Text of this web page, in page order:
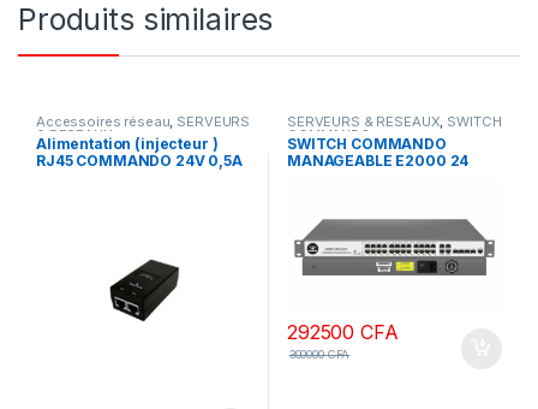
Produits similaires
Accessoires réseau, SERVEURS
& RESEAUX
Alimentation (injecteur )
RJ45 COMMANDO 24V 0,5A
SERVEURS & RESEAUX, SWITCH
COMMANDO
SWITCH COMMANDO
MANAGEABLE E2000 24
292500CFA
300000CFA